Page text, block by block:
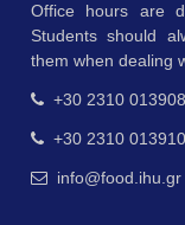
Office hours are
Students should
them when dealing
+30 2310
+30 2310
info@food.ihu.gr